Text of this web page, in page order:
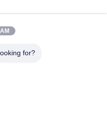
for?